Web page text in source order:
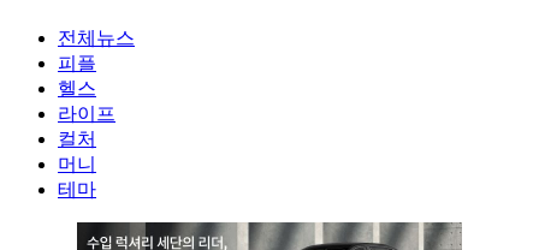
전체뉴스
피플
헬스
라이프
컬처
머니
테마